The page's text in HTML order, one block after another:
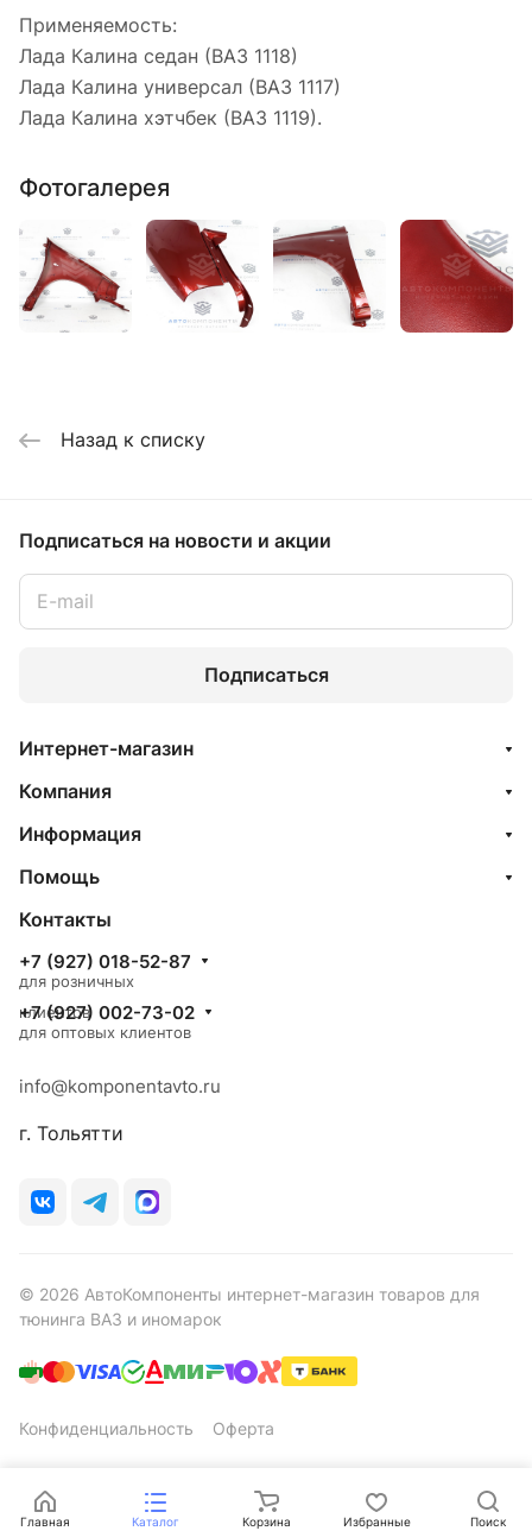
Применяемость:
Лада Калина седан (ВАЗ 1118)
Лада Калина универсал (ВАЗ 1117)
Лада Калина хэтчбек (ВАЗ 1119).
Фотогалерея
Назад к списку
Подписаться на новости и акции
Подписаться
Интернет-магазин
Компания
Информация
Помощь
Контакты
+7 (927) 018-52-87
для розничных
клиентов
+7 (927) 002-73-02
для оптовых клиентов
info@komponentavto.ru
г. Тольятти
© 2026 АвтоКомпоненты интернет-магазин товаров для
тюнинга ВАЗ и иномарок
Конфиденциальность Оферта
Главная Каталог Корзина Избранные Поиск